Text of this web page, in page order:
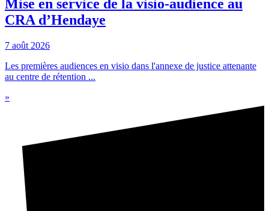
Mise en service de la visio-audience au
CRA d’Hendaye
7 août 2026
Les premières audiences en visio dans l'annexe de justice attenante
au centre de rétention ...
»